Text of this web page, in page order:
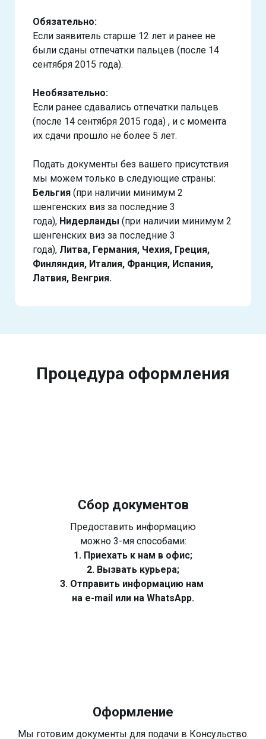
Обязательно:
Если заявитель старше 12 лет и ранее не
были сданы отпечатки пальцев (после 14
сентября 2015 года).
Необязательно:
Если ранее сдавались отпечатки пальцев
(после 14 сентября 2015 года) , и с момента
их сдачи прошло не более 5 лет.
Подать документы без вашего присутствия
мы можем только в следующие страны:
Бельгия (при наличии минимум 2
шенгенских виз за последние 3
года), Нидерланды (при наличии минимум 2
шенгенских виз за последние 3
года), Литва, Германия, Чехия, Греция,
Финляндия, Италия, Франция, Испания,
Латвия, Венгрия.
Процедура оформления
Сбор документов
Предоставить информацию
можно 3-мя способами:
1. Приехать к нам в офис;
2. Вызвать курьера;
3. Отправить информацию нам
на e-mail или на WhatsApp.
Оформление
Мы готовим документы для подачи в Консульство.